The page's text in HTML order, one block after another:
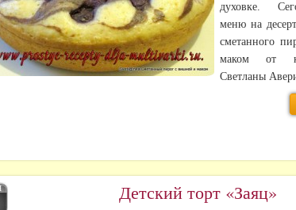
духовке.
меню на
сметанного
маком от
Светланы
Детский торт «Заяц»